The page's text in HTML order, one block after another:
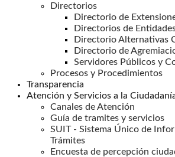
Directorios
Directorio de
Directorios de
Directorio Alternativas
Directorio de
Servidores Públicos y
Procesos y Procedimientos
Transparencia
Atención y Servicios a la
Canales de Atención
Guía de tramites y servicios
SUIT - Sistema Único de
Trámites
Encuesta de percepción